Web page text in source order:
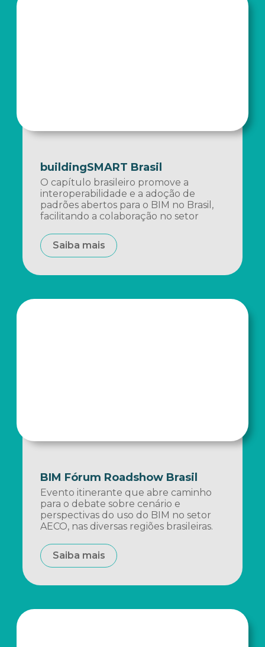
buildingSMART Brasil
O capítulo brasileiro promove a
interoperabilidade e a adoção de
padrões abertos para o BIM no Brasil,
facilitando a colaboração no setor
Saiba mais
BIM Fórum Roadshow Brasil
Evento itinerante que abre caminho
para o debate sobre cenário e
perspectivas do uso do BIM no setor
AECO, nas diversas regiões brasileiras.
Saiba mais